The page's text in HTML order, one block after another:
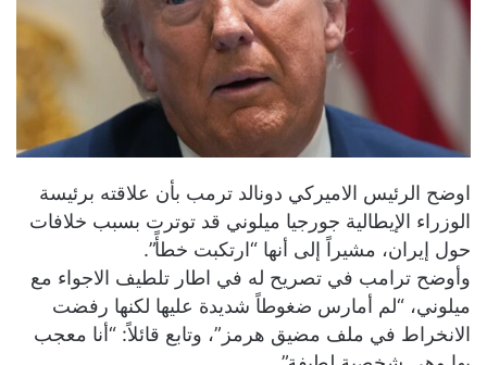
اوضح الرئيس الاميركي دونالد ترمب بأن علاقته برئيسة
الوزراء الإيطالية ​جورجيا ميلوني​ قد توترت بسبب خلافات
حول إيران، مشيراً إلى أنها “ارتكبت خطأً”.
وأوضح ترامب في تصريح له في اطار تلطيف الاجواء مع
ميلوني، “لم أمارس ضغوطاً شديدة عليها لكنها رفضت
الانخراط في ملف مضيق هرمز”، وتابع قائلاً: “أنا معجب